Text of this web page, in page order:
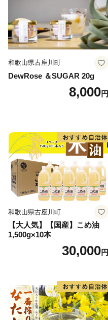
和歌山県古座川町
DewRose ＆SUGAR 20g
8,000円
和歌山県古座川町
【大人気】【国産】こめ油
1,500g×10本
30,000円